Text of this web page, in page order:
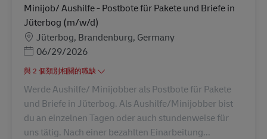
Minijob/ Aushilfe - Postbote für Pakete und Briefe in
Jüterbog (m/w/d)
地點Jüterbog, Brandenburg, Germany
Posted Date
06/29/2026
與 2 個類別相關的職缺
Werde Aushilfe/ Minijobber als Postbote für Pakete
und Briefe in Jüterbog. Als Aushilfe/Minijobber bist
du an einzelnen Tagen oder auch stundenweise für
uns tätig. Nach einer bezahlten Einarbeitung...